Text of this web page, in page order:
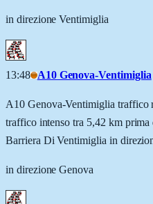
in direzione Ventimiglia
13:48 A10 Genova-Ventimiglia
A10 Genova-Ventimiglia traffico
traffico intenso tra 5,42 km
Barriera Di Ventimiglia in
in direzione Genova